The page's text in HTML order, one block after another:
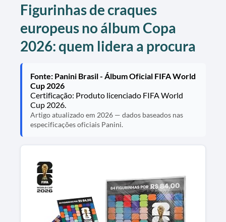
Figurinhas de craques
europeus no álbum Copa
2026: quem lidera a procura
Fonte: Panini Brasil - Álbum Oficial FIFA World
Cup 2026
Certificação: Produto licenciado FIFA World
Cup 2026.
Artigo atualizado em 2026 — dados baseados nas
especificações oficiais Panini.